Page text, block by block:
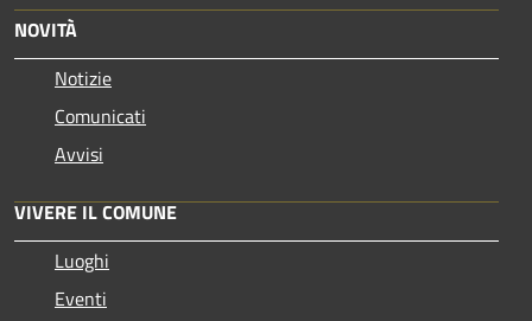
NOVITÀ
Notizie
Comunicati
Avvisi
VIVERE IL COMUNE
Luoghi
Eventi